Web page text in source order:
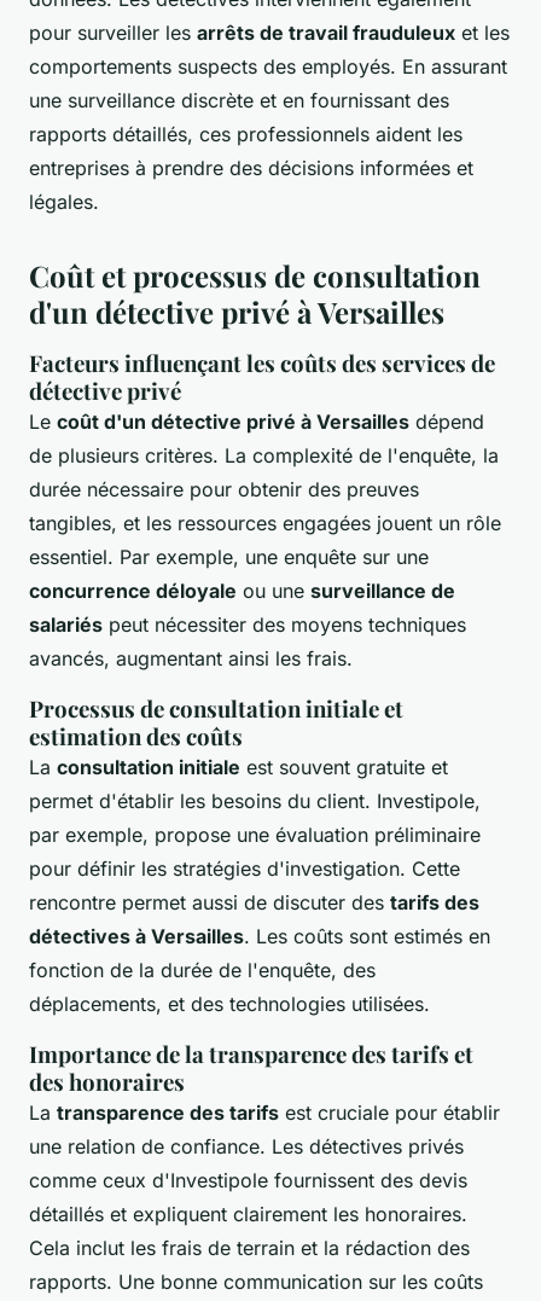
pour surveiller les arrêts de travail frauduleux et les
comportements suspects des employés. En assurant
une surveillance discrète et en fournissant des
rapports détaillés, ces professionnels aident les
entreprises à prendre des décisions informées et
légales.
Coût et processus de consultation
d'un détective privé à Versailles
Facteurs influençant les coûts des services de
détective privé
Le coût d'un détective privé à Versailles dépend
de plusieurs critères. La complexité de l'enquête, la
durée nécessaire pour obtenir des preuves
tangibles, et les ressources engagées jouent un rôle
essentiel. Par exemple, une enquête sur une
concurrence déloyale ou une surveillance de
salariés peut nécessiter des moyens techniques
avancés, augmentant ainsi les frais.
Processus de consultation initiale et
estimation des coûts
La consultation initiale est souvent gratuite et
permet d'établir les besoins du client. Investipole,
par exemple, propose une évaluation préliminaire
pour définir les stratégies d'investigation. Cette
rencontre permet aussi de discuter des tarifs des
détectives à Versailles. Les coûts sont estimés en
fonction de la durée de l'enquête, des
déplacements, et des technologies utilisées.
Importance de la transparence des tarifs et
des honoraires
La transparence des tarifs est cruciale pour établir
une relation de confiance. Les détectives privés
comme ceux d'Investipole fournissent des devis
détaillés et expliquent clairement les honoraires.
Cela inclut les frais de terrain et la rédaction des
rapports. Une bonne communication sur les coûts